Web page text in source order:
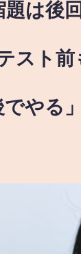
題は後
テスト
でやる